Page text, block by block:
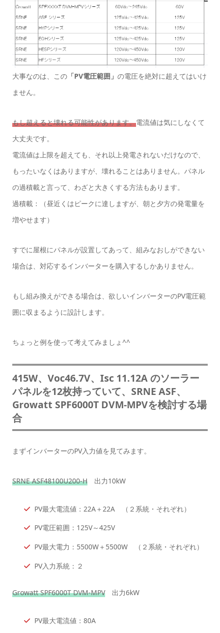
大事なのは、この「PV電圧範囲」 の電圧を絶対に超えてはいけ
ません。
もし超えると壊れる可能性があります。電流値は気にしなくて
大丈夫です。
電流値は上限を超えても、それ以上発電されないだけなので、
もったいなくはありますが、壊れることはありません。パネル
の過積載と言って、わざと大きくする方法もあります。
過積載：（昼近くはピークに達しますが、朝と夕方の発電量を
増やせます）
すでに屋根にパネルが設置してあって、組みなおしができない
場合は、対応するインバーターを購入するしかありません。
もし組み換えができる場合は、欲しいインバーターのPV電圧範
囲に収まるように設計します。
ちょっと例を使って考えてみましょ^^
415W、Voc46.7V、Isc 11.12A のソーラー
パネルを12枚持っていて、SRNE ASF、
Growatt SPF6000T DVM-MPVを検討する場
合
まずインバーターのPV入力値を見てみます。
SRNE ASF48100U200-H出力10kW
PV最大電流値：22A＋22A （２系統・それぞれ）
PV電圧範囲：125V～425V
PV最大電力：5500W＋5500W （２系統・それぞれ）
PV入力系統：２
Growatt SPF6000T DVM-MPV出力6kW
PV最大電流値：80A